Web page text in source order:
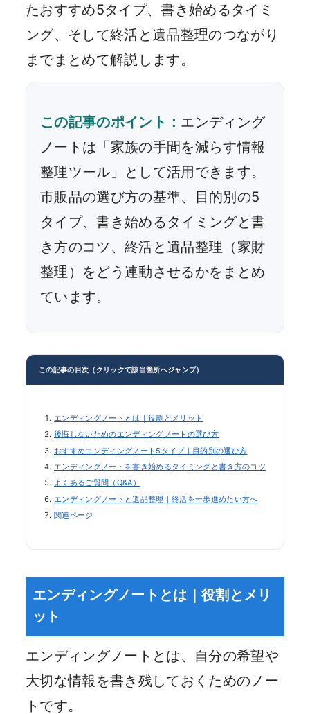
たおすすめ5タイプ、書き始めるタイミ
ング、そして終活と遺品整理のつながり
までまとめて解説します。
この記事のポイント： エンディング
ノートは「家族の手間を減らす情報
整理ツール」として活用できます。
市販品の選び方の基準、目的別の5
タイプ、書き始めるタイミングと書
き方のコツ、終活と遺品整理（家財
整理）をどう連動させるかをまとめ
ています。
この記事の目次（クリックで該当箇所へジャンプ）
エンディングノートとは｜役割とメリット
後悔しないためのエンディングノートの選び方
おすすめエンディングノート5タイプ｜目的別の選び方
エンディングノートを書き始めるタイミングと書き方のコツ
よくあるご質問（Q&A）
エンディングノートと遺品整理｜終活を一歩進めたい方へ
関連ページ
エンディングノートとは｜役割とメリ
ット
エンディングノートとは、自分の希望や
大切な情報を書き残しておくためのノー
トです。